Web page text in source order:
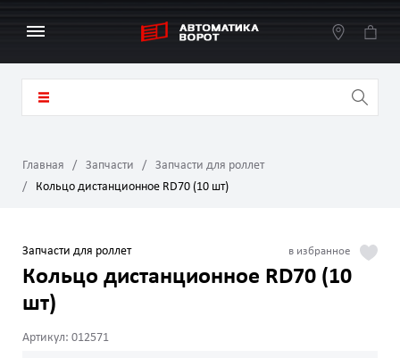
Главная Запчасти
Запчасти для роллет
Кольцо дистанционное RD70 (10 шт)
Запчасти для роллет
Кольцо дистанционное RD70 (10
шт)
Артикул: 012571